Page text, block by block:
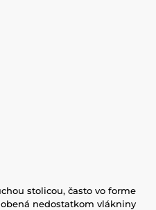
stolicou, často vo forme
nedostatkom vlákniny